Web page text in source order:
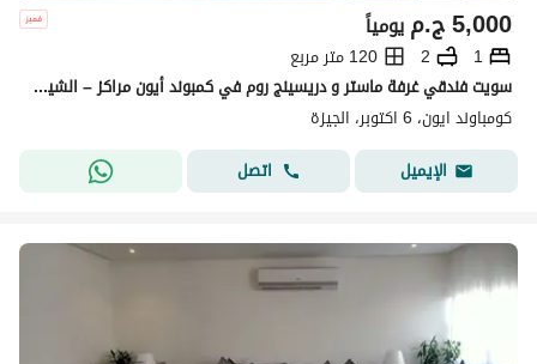
ج.م5,000 يومياً
1
2
120 متر مربع
سويت فندقي غرفة ماستر و دريسينج روم في كمبوند أيون مراكز – الشيخ زايد (خلف مول العرب)
كومباوند ايون، 6 اكتوبر، الجيزة
الإيميل
اتصل